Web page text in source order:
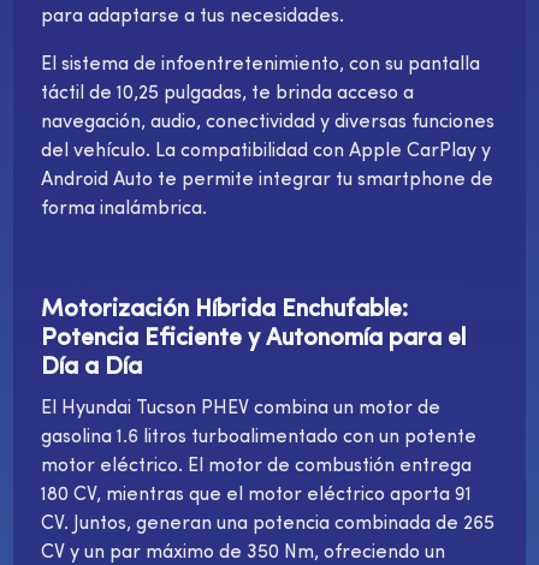
para adaptarse a tus necesidades.
El sistema de infoentretenimiento, con su pantalla
táctil de 10,25 pulgadas, te brinda acceso a
navegación, audio, conectividad y diversas funciones
del vehículo. La compatibilidad con Apple CarPlay y
Android Auto te permite integrar tu smartphone de
forma inalámbrica.
Motorización Híbrida Enchufable:
Potencia Eficiente y Autonomía para el
Día a Día
El Hyundai Tucson PHEV combina un motor de
gasolina 1.6 litros turboalimentado con un potente
motor eléctrico. El motor de combustión entrega
180 CV, mientras que el motor eléctrico aporta 91
CV. Juntos, generan una potencia combinada de 265
CV y un par máximo de 350 Nm, ofreciendo un